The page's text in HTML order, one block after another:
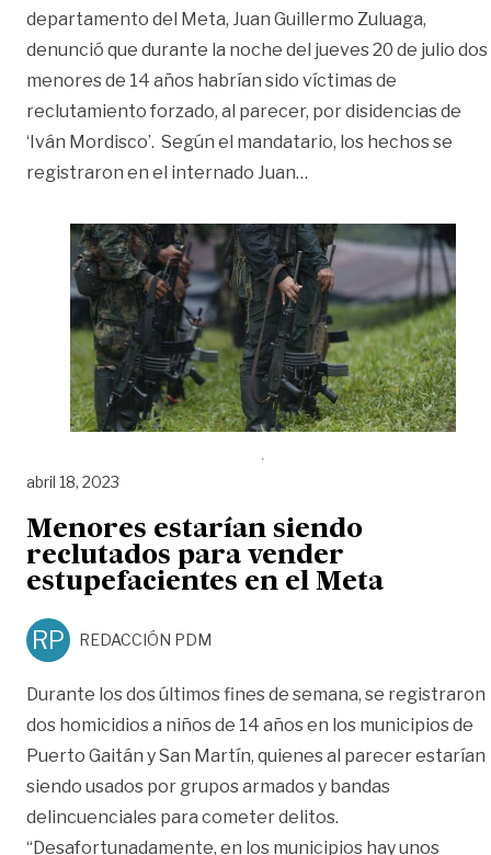
departamento del Meta, Juan Guillermo Zuluaga,
denunció que durante la noche del jueves 20 de julio dos
menores de 14 años habrían sido víctimas de
reclutamiento forzado, al parecer, por disidencias de
‘Iván Mordisco’. Según el mandatario, los hechos se
registraron en el internado Juan…
abril 18, 2023
Menores estarían siendo
reclutados para vender
estupefacientes en el Meta
RP REDACCIÓN PDM
Durante los dos últimos fines de semana, se registraron
dos homicidios a niños de 14 años en los municipios de
Puerto Gaitán y San Martín, quienes al parecer estarían
siendo usados por grupos armados y bandas
delincuenciales para cometer delitos.
“Desafortunadamente, en los municipios hay unos